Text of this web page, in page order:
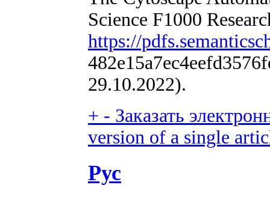
Science F1000
https://
29.10.2022).
+ - Заказать
version of a single
Рус